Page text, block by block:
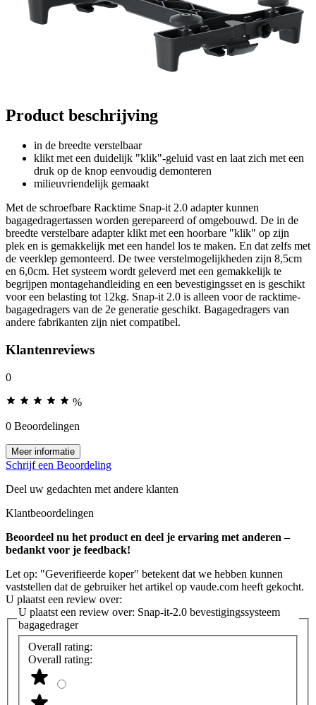
Product beschrijving
in de breedte verstelbaar
klikt met een duidelijk "klik"-geluid vast en laat zich met een
druk op de knop eenvoudig demonteren
milieuvriendelijk gemaakt
Met de schroefbare Racktime Snap-it 2.0 adapter kunnen
bagagedragertassen worden gerepareerd of omgebouwd. De in de
breedte verstelbare adapter klikt met een hoorbare "klik" op zijn
plek en is gemakkelijk met een handel los te maken. En dat zelfs met
de veerklep gemonteerd. De twee verstelmogelijkheden zijn 8,5cm
en 6,0cm. Het systeem wordt geleverd met een gemakkelijk te
begrijpen montagehandleiding en een bevestigingsset en is geschikt
voor een belasting tot 12kg. Snap-it 2.0 is alleen voor de racktime-
bagagedragers van de 2e generatie geschikt. Bagagedragers van
andere fabrikanten zijn niet compatibel.
Klantenreviews
0
%
0 Beoordelingen
Meer informatie
Schrijf een Beoordeling
Deel uw gedachten met andere klanten
Klantbeoordelingen
Beoordeel nu het product en deel je ervaring met anderen –
bedankt voor je feedback!
Let op: "Geverifieerde koper" betekent dat we hebben kunnen
vaststellen dat de gebruiker het artikel op vaude.com heeft gekocht.
U plaatst een review over:
U plaatst een review over: Snap-it-2.0 bevestigingssysteem
bagagedrager
Overall rating:
Overall rating: